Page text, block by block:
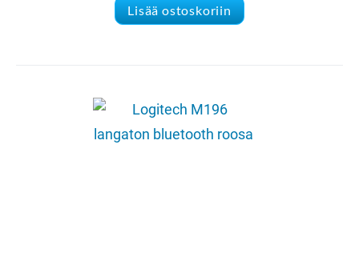
Lisää ostoskoriin